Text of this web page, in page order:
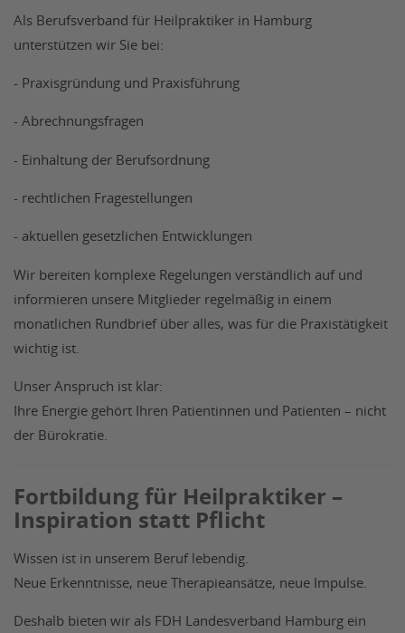
Als Berufsverband für Heilpraktiker in Hamburg
unterstützen wir Sie bei:
- Praxisgründung und Praxisführung
- Abrechnungsfragen
- Einhaltung der Berufsordnung
- rechtlichen Fragestellungen
- aktuellen gesetzlichen Entwicklungen
Wir bereiten komplexe Regelungen verständlich auf und
informieren unsere Mitglieder regelmäßig in einem
monatlichen Rundbrief über alles, was für die Praxistätigkeit
wichtig ist.
Unser Anspruch ist klar:
Ihre Energie gehört Ihren Patientinnen und Patienten – nicht
der Bürokratie.
Fortbildung für Heilpraktiker –
Inspiration statt Pflicht
Wissen ist in unserem Beruf lebendig.
Neue Erkenntnisse, neue Therapieansätze, neue Impulse.
Deshalb bieten wir als FDH Landesverband Hamburg ein